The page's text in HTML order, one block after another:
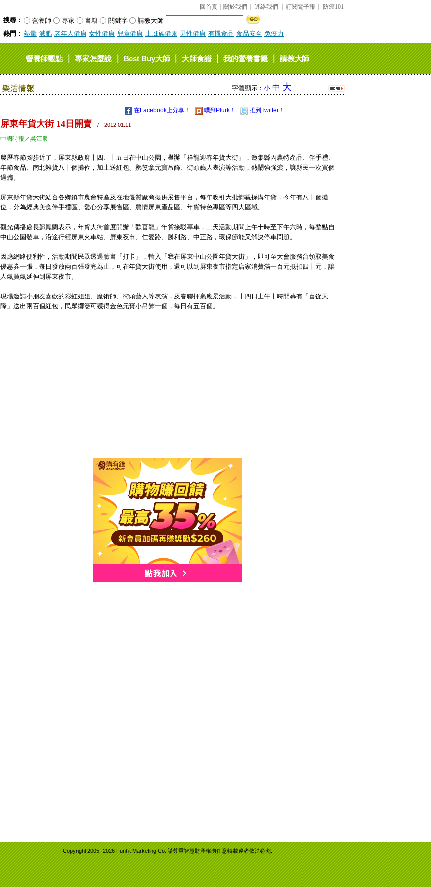
回首頁 關於我們 連絡我們 訂閱電子報 防癌101
搜尋： 營養師 專家 書籍 關鍵字
請教大師
熱門： 熱量 減肥 老年人健康 女性健康 兒童健康 上班族健康 男性健康 有機食品 食品安全 免疫力
營養師觀點｜專家怎麼說｜Best Buy大師｜大師食譜｜我的營養書籤｜請教大師
字體顯示： 小 中 大
在Facebook上分享！ 噗到Plurk！ 推到Twitter！
屏東年貨大街 14日開賣 / 2012.01.11
中國時報／吳江泉
農曆春節腳步近了，屏東縣政府十四、十五日在中山公園，舉辦「祥龍迎春年貨大街」，邀集縣內農特產品、伴手禮、
年節食品、南北雜貨八十個攤位，加上送紅包、擲笅拿元寶吊飾、街頭藝人表演等活動，熱鬧強強滾，讓縣民一次買個
過癮。
屏東縣年貨大街結合各鄉鎮市農會特產及在地優質廠商提供展售平台，每年吸引大批鄉親採購年貨，今年有八十個攤
位，分為經典美食伴手禮區、愛心分享展售區、農情屏東產品區、年貨特色專區等四大區域。
觀光傳播處長鄞鳳蘭表示，年貨大街首度開辦「歡喜龍」年貨接駁專車，二天活動期間上午十時至下午六時，每整點自
中山公園發車，沿途行經屏東火車站、屏東夜市、仁愛路、勝利路、中正路，環保節能又解決停車問題。
因應網路便利性，活動期間民眾透過臉書「打卡」，輸入「我在屏東中山公園年貨大街」，即可至大會服務台領取美食
優惠券一張，每日發放兩百張發完為止，可在年貨大街使用，還可以到屏東夜市指定店家消費滿一百元抵扣四十元，讓
人氣買氣延伸到屏東夜市。
現場邀請小朋友喜歡的彩虹姐姐、魔術師、街頭藝人等表演，及春聯揮毫應景活動，十四日上午十時開幕有「喜從天
降」送出兩百個紅包，民眾擲筊可獲得金色元寶小吊飾一個，每日有五百個。
Copyright 2005-2026 Funhit Marketing Co. 請尊重智慧財產權勿任意轉載違者依法必究.